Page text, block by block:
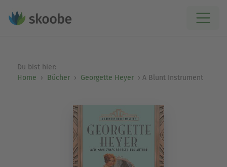
Du bist hier:
Home
Bücher Georgette Heyer A Blunt Instrument